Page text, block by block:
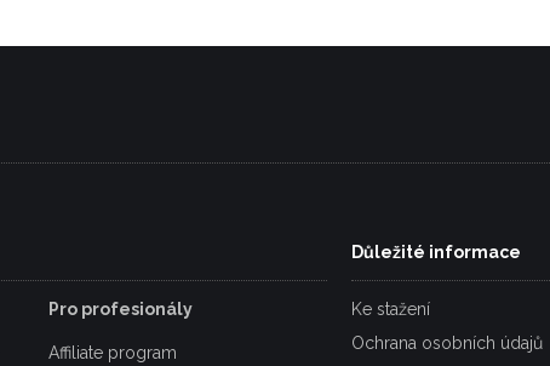
Pro profesionály
Affiliate program
Důležité informace
Ke stažení
Ochrana osobních údajů